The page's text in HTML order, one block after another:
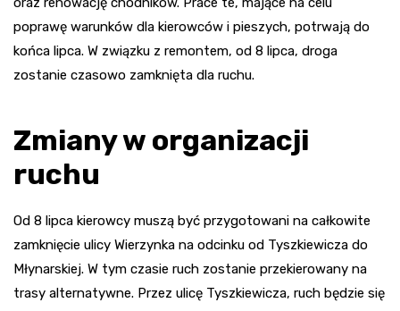
poprawę warunków dla kierowców i pieszych, potrwają do
końca lipca. W związku z remontem, od 8 lipca, droga
zostanie czasowo zamknięta dla ruchu.
Zmiany w organizacji
ruchu
Od 8 lipca kierowcy muszą być przygotowani na całkowite
zamknięcie ulicy Wierzynka na odcinku od Tyszkiewicza do
Młynarskiej. W tym czasie ruch zostanie przekierowany na
trasy alternatywne. Przez ulicę Tyszkiewicza, ruch będzie się